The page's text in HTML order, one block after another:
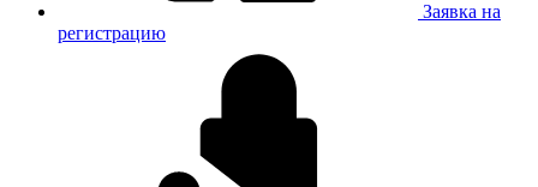
Заявка на
регистрацию